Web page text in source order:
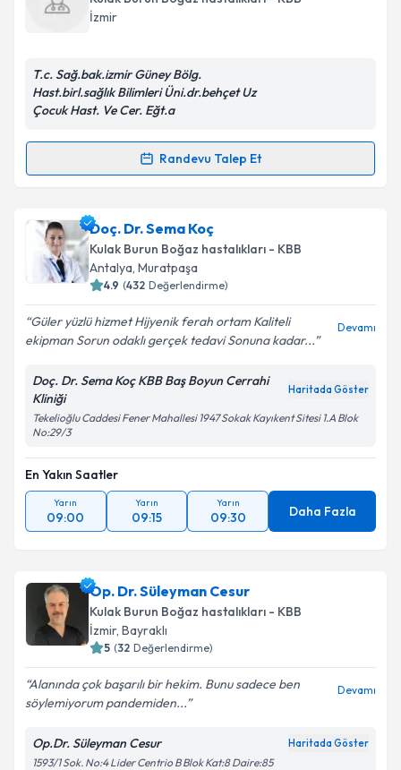
takvim hazırlandığında e-posta ile bilgilendireceğiz.
'ni okudum ve kişisel verilerimin belirtilen
kapsamda işlenmesini kabul ediyorum.
Takvim Talebini Gönder
İzmir
T.c. Sağ.bak.izmir Güney Bölg.
Hast.birl.sağlık Bilimleri Üni.dr.behçet Uz
Çocuk Hast. Ve Cer. Eğt.a
Randevu Talep Et
Randevu Takvimi Talebi
Dr. Muazzez Özcaniçin randevu takvimi talebi
oluşturun. Size bu uzmandan randevu almanız için bir
takvim hazırlandığında e-posta ile bilgilendireceğiz.
Kişisel verilerimin işlenmesine ilişkin
Aydınlatma
kapsamda işlenmesini kabul ediyorum.
Doç. Dr. Sema Koç
Kulak Burun Boğaz hastalıkları - KBB
Antalya, Muratpaşa
4.9 (432 Değerlendirme)
Güler yüzlü hizmet Hijyenik ferah ortam Kaliteli
ekipman Sorun odaklı gerçek tedavi Sonuna kadar...
Devamı
Doç. Dr. Sema Koç KBB Baş Boyun Cerrahi
Kliniği
Haritada Göster
Tekelioğlu Caddesi Fener Mahallesi 1947 Sokak Kayıkent Sitesi 1.A Blok
No:29/3
En Yakın Saatler
Yarın
09:00
Yarın
09:15
Yarın
09:30 Daha Fazla
Op. Dr. Süleyman Cesur
Kulak Burun Boğaz hastalıkları - KBB
İzmir, Bayraklı
5 (32 Değerlendirme)
Alanında çok başarılı bir hekim. Bunu sadece ben
söylemiyorum pandemiden...
Devamı
Op.Dr. Süleyman Cesur Haritada Göster
1593/1 Sok. No:4 Lider Centrio B Blok Kat:8 Daire:85